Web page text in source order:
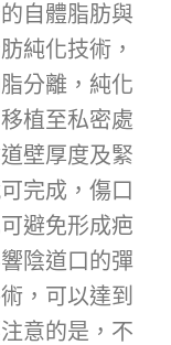
自體脂肪與
純化技術，
分離，純化
植至私密處
壁厚度及緊
完成，傷口
避免形成疤
陰道口的彈
，可以達到
意的是，不